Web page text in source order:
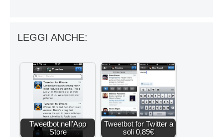
LEGGI ANCHE:
Tweetbot nell'App
Store
Tweetbot for Twitter a
soli 0,89€